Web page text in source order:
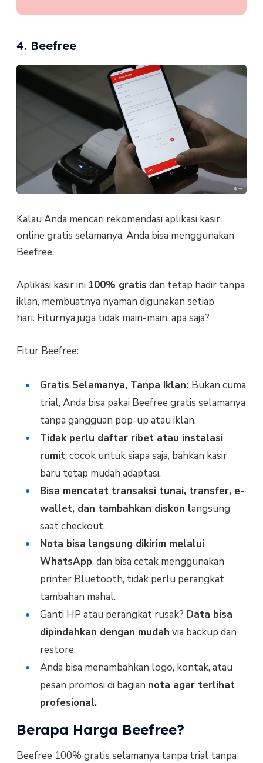
4. Beefree
Kalau Anda mencari rekomendasi aplikasi kasir
online gratis selamanya, Anda bisa menggunakan
Beefree.
Aplikasi kasir ini 100% gratis dan tetap hadir tanpa
iklan, membuatnya nyaman digunakan setiap
hari. Fiturnya juga tidak main-main, apa saja?
Fitur Beefree:
Gratis Selamanya, Tanpa Iklan: Bukan cuma
trial, Anda bisa pakai Beefree gratis selamanya
tanpa gangguan pop-up atau iklan.
Tidak perlu daftar ribet atau instalasi
rumit, cocok untuk siapa saja, bahkan kasir
baru tetap mudah adaptasi.
Bisa mencatat transaksi tunai, transfer, e-
wallet, dan tambahkan diskon langsung
saat checkout.
Nota bisa langsung dikirim melalui
WhatsApp, dan bisa cetak menggunakan
printer Bluetooth, tidak perlu perangkat
tambahan mahal.
Ganti HP atau perangkat rusak? Data bisa
dipindahkan dengan mudah via backup dan
restore.
Anda bisa menambahkan logo, kontak, atau
pesan promosi di bagian nota agar terlihat
profesional.
Berapa Harga Beefree?
Beefree 100% gratis selamanya tanpa trial tanpa